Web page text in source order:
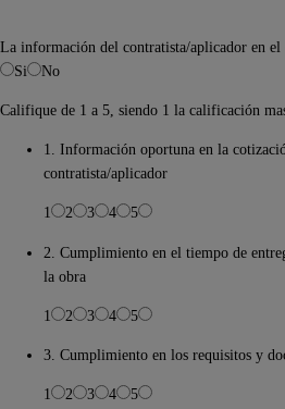
La información del contratista/aplicador en
Si
No
Califique de 1 a 5, siendo 1 la calificación
1. Información oportuna en la
contratista/aplicador
1 2 3 4 5
2. Cumplimiento en el tiempo de
la obra
1 2 3 4 5
3. Cumplimiento en los requisitos y
1 2 3 4 5